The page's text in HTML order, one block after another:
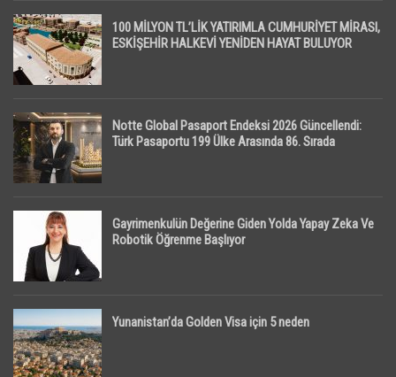
100 MİLYON TL’LİK YATIRIMLA CUMHURİYET MİRASI,
ESKİŞEHİR HALKEVİ YENİDEN HAYAT BULUYOR
Notte Global Pasaport Endeksi 2026 Güncellendi:
Türk Pasaportu 199 Ülke Arasında 86. Sırada
Gayrimenkulün Değerine Giden Yolda Yapay Zeka Ve
Robotik Öğrenme Başlıyor
Yunanistan’da Golden Visa için 5 neden